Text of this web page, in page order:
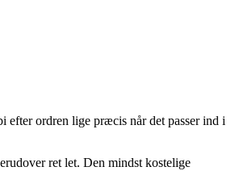
efter ordren lige præcis når det passer ind i
ret let. Den mindst kostelige